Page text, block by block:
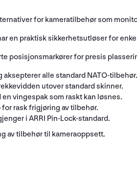
for kameratilbehør som
en praktisk sikkerhetsutløser for
posisjonsmarkører for presis
alle standard NATO-tilbehør.
utover standard skinner.
vingespak som raskt kan løsnes.
rask frigjøring av tilbehør.
i ARRI Pin-Lock-standard.
av tilbehør til kameraoppsett.